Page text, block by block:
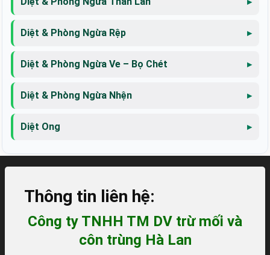
Diệt & Phòng Ngừa Rệp
Diệt & Phòng Ngừa Ve – Bọ Chét
Diệt & Phòng Ngừa Nhện
Diệt Ong
Thông tin liên hệ:
Công ty TNHH TM DV trừ mối và
côn trùng Hà Lan